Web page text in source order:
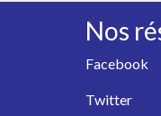
Nos
Facebook
Twitter